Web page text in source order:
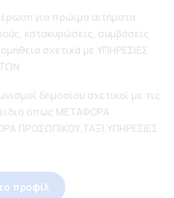
για πρώιμα αιτήματα
κατακυρώσεις, συμβάσεις
σχετικά με ΥΠΗΡΕΣΙΕΣ
δημοσίου σχετικοί με τις
όπως ΜΕΤΑΦΟΡΑ
ΠΡΟΣΩΠΙΚΟΥ,ΤΑΞΙ,ΥΠΗΡΕΣΙΕΣ
προφίλ